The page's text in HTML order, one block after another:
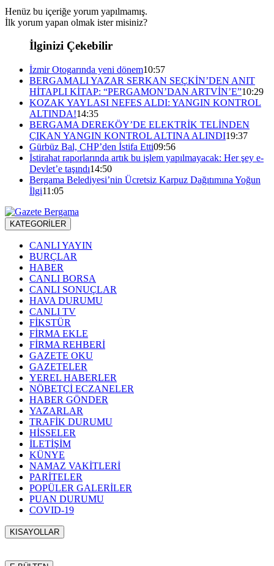
Henüz bu içeriğe yorum yapılmamış.
İlk yorum yapan olmak ister misiniz?
İlginizi Çekebilir
İzmir Otogarında yeni dönem10:57
BERGAMALI YAZAR SERKAN SEÇKİN’DEN ANIT
HİTAPLI KİTAP: “PERGAMON’DAN ARTVİN’E”10:29
KOZAK YAYLASI NEFES ALDI: YANGIN KONTROL
ALTINDA!14:35
BERGAMA DEREKÖY’DE ELEKTRİK TELİNDEN
ÇIKAN YANGIN KONTROL ALTINA ALINDI19:37
Gürbüz Bal, CHP’den İstifa Etti09:56
İstirahat raporlarında artık bu işlem yapılmayacak: Her şey e-
Devlet’e taşındı14:50
Bergama Belediyesi’nin Ücretsiz Karpuz Dağıtımına Yoğun
İlgi11:05
KATEGORİLER
CANLI YAYIN
BURÇLAR
HABER
CANLI BORSA
CANLI SONUÇLAR
HAVA DURUMU
CANLI TV
FİKSTÜR
FİRMA EKLE
FİRMA REHBERİ
GAZETE OKU
GAZETELER
YEREL HABERLER
NÖBETÇİ ECZANELER
HABER GÖNDER
YAZARLAR
TRAFİK DURUMU
HİSSELER
İLETİŞİM
KÜNYE
NAMAZ VAKİTLERİ
PARİTELER
POPÜLER GALERİLER
PUAN DURUMU
COVID-19
KISAYOLLAR